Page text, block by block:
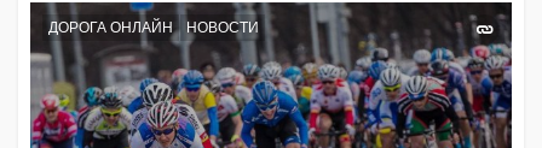
ДОРОГА ОНЛАЙН НОВОСТИ